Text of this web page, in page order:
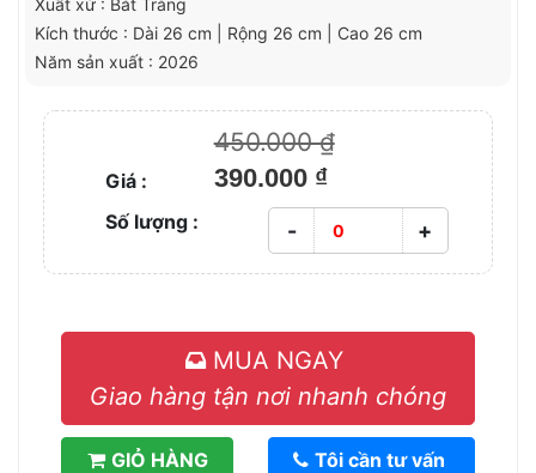
Xuất xứ : Bát Tràng
Kích thước : Dài 26 cm | Rộng 26 cm | Cao 26 cm
Năm sản xuất : 2026
450.000 ₫
Giá : 390.000 ₫
Số lượng : - +
MUA NGAY
Giao hàng tận nơi nhanh chóng
GIỎ HÀNG
Tôi cần tư vấn